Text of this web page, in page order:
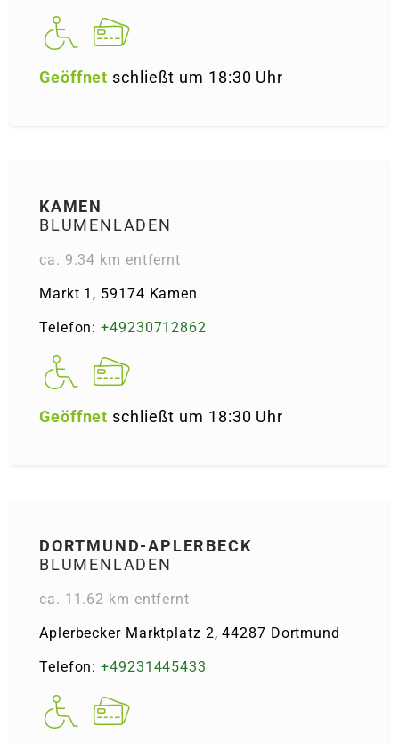
Geöffnet schließt um 18:30 Uhr
KAMEN
BLUMENLADEN
ca. 9.34 km entfernt
Markt 1, 59174 Kamen
Telefon:+49230712862
Geöffnet schließt um 18:30 Uhr
DORTMUND-APLERBECK
BLUMENLADEN
ca. 11.62 km entfernt
Aplerbecker Marktplatz 2, 44287 Dortmund
Telefon:+49231445433